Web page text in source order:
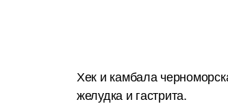
Хек и камбала
желудка и гастрита.